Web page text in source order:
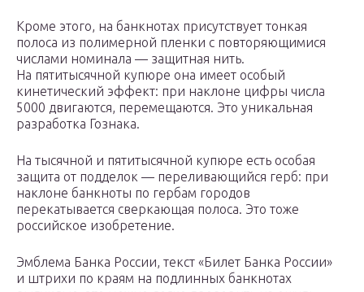
Кроме этого, на банкнотах присутствует тонкая
полоса из полимерной пленки с повторяющимися
числами номинала — защитная нить.
На пятитысячной купюре она имеет особый
кинетический эффект: при наклоне цифры числа
5000 двигаются, перемещаются. Это уникальная
разработка Гознака.
На тысячной и пятитысячной купюре есть особая
защита от подделок — переливающийся герб: при
наклоне банкноты по гербам городов
перекатывается сверкающая полоса. Это тоже
российское изобретение.
Эмблема Банка России, текст «Билет Банка России»
и штрихи по краям на подлинных банкнотах